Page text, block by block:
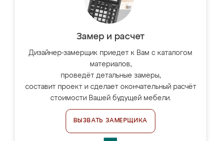
Замер и расчет
Дизайнер-замерщик приедет к Вам с каталогом
материалов,
проведёт детальные замеры,
составит проект и сделает окончательный расчёт
стоимости Вашей будущей мебели.
ВЫЗВАТЬ ЗАМЕРЩИКА